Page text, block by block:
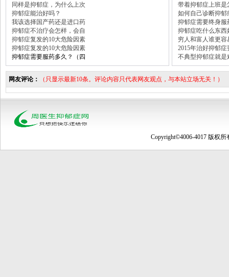
同样是抑郁症，为什么上次
抑郁症能治好吗？
我该选择国产药还是进口药
抑郁症不治疗会怎样，会自
抑郁症复发的10大危险因素
抑郁症复发的10大危险因素
抑郁症需要服药多久？（四
带着抑郁症上班是
如何自己诊断抑郁
抑郁症需要终身服
抑郁症吃什么东西
穷人和富人谁更容
2015年治好抑郁症
不典型抑郁症就是
网友评论： （只显示最新10条。评论内容只代表网友观点，与本站立场无关！）
Copyright©4006-4017 版权